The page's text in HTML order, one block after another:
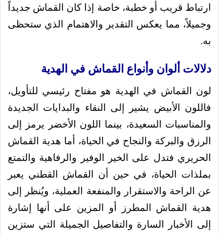
ارتباط قريب أو خطبة، خاصة إذا كان القماش جديداً
وجميلاً، مما يعكس التقدير والاهتمام الذي ستحظى
به.
دلالات ألوان وأنواع القماش في الهدية
لون القماش في الهدية هو مفتاح رئيسي للتأويل،
فاللون الأبيض يشير إلى النقاء والبدايات الجديدة
والمناسبات السعيدة، بينما اللون الأخضر يرمز إلى
الرزق والبركة والنجاح في الحياة، أما هدية القماش
الحريري فتدل على الخير الوفير والرفاهية والتمتع
بملذات الحياة، في حين أن القماش القطني يعبر
عن الراحة والاستقرار والمنفعة العملية، ويُنظر إلى
هدية القماش المطرز أو المزين على أنها إشارة
إلى الأخبار السارة والتفاصيل الجميلة التي ستزين